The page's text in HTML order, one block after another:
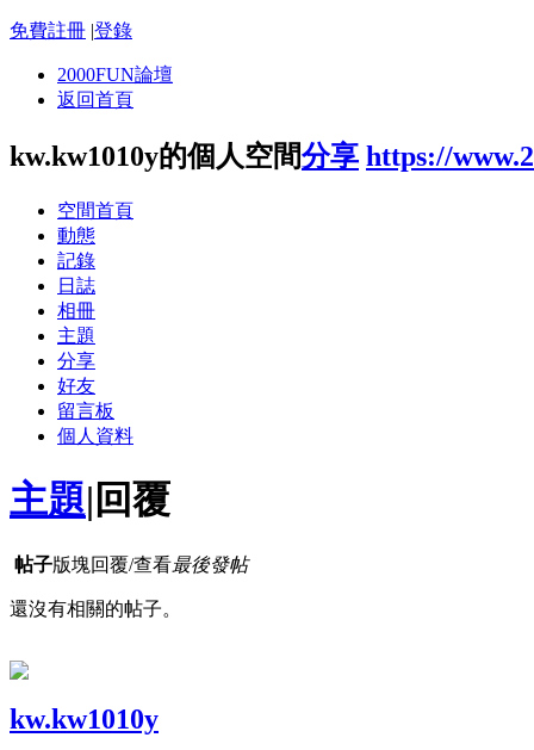
免費註冊 |登錄
2000FUN論壇
返回首頁
kw.kw1010y的個人空間分享 https://
空間首頁
動態
記錄
日誌
相冊
主題
分享
好友
留言板
個人資料
主題| 回覆
帖子版塊回覆/查看最後發帖
還沒有相關的帖子。
kw.kw1010y